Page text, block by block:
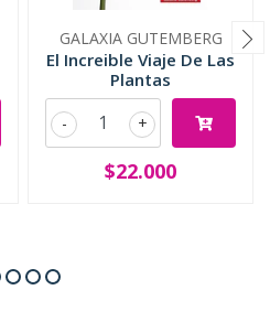
GALAXIA GUTEMBERG
El Increible Viaje De Las
Plantas
+
-
$22.000